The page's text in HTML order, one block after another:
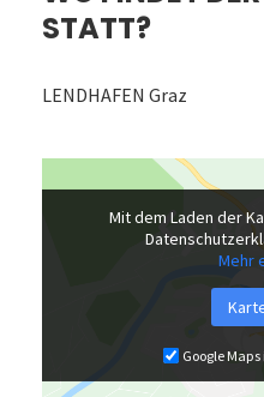
STATT?
LENDHAFEN Graz
Mit dem Laden der
Mehr
Google